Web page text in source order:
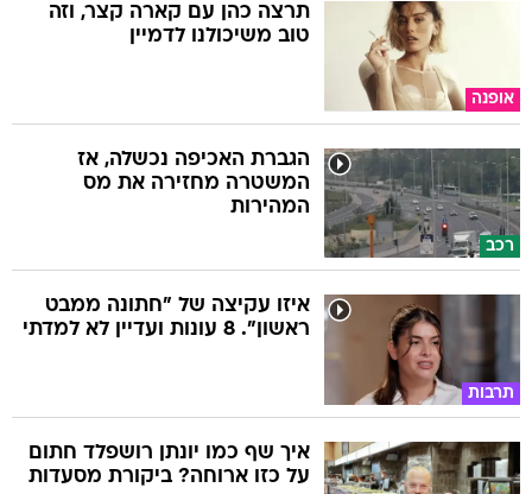
אופנה
תרצה כהן עם קארה קצר, וזה
טוב משיכולנו לדמיין
רכב
הגברת האכיפה נכשלה, אז
המשטרה מחזירה את מס
המהירות
תרבות
איזו עקיצה של "חתונה ממבט
ראשון". 8 עונות ועדיין לא למדתי
איך שף כמו יונתן רושפלד חתום
על כזו ארוחה? ביקורת מסעדות